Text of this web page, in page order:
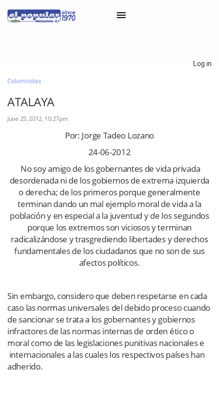
Classifieds
Categorías
Iniciar sesión con Clascal
Log in
Columnistas
ATALAYA
June 25, 2012, 10:27pm
Por: Jorge Tadeo Lozano
24-06-2012
No soy amigo de los gobernantes de vida privada
desordenada ni de los gobiernos de extrema izquierda
o derecha; de los primeros porque generalmente
terminan dando un mal ejemplo moral de vida a la
población y en especial a la juventud y de los segundos
porque los extremos son viciosos y terminan
radicalizándose y trasgrediendo libertades y derechos
fundamentales de los ciudadanos que no son de sus
afectos políticos.
Sin embargo, considero que deben respetarse en cada
caso las normas universales del debido proceso cuando
de sancionar se trata a los gobernantes y gobiernos
infractores de las normas internas de orden ético o
moral como de las legislaciones punitivas nacionales e
internacionales a las cuales los respectivos países han
adherido.